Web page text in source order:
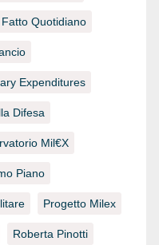
Fatto Quotidiano
Expenditures
Difesa
Mil€x
Piano
Progetto Milex
Roberta Pinotti